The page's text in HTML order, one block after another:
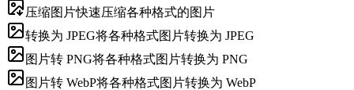
压缩图片快速压缩各种格式的图片
转换为 JPEG将各种格式图片转换为 JPEG
图片转 PNG将各种格式图片转换为 PNG
图片转 WebP将各种格式图片转换为 WebP